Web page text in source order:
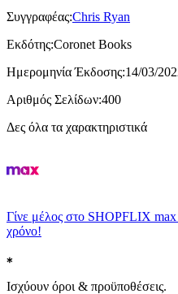
Συγγραφέας:Chris Ryan
Εκδότης:Coronet Books
Ημερομηνία Έκδοσης:14/03/
Αριθμός Σελίδων:400
Δες όλα τα χαρακτηριστικά
Γίνε μέλος στο SHOPFLIX max
χρόνο!
Ισχύουν όροι & προϋποθέσεις.